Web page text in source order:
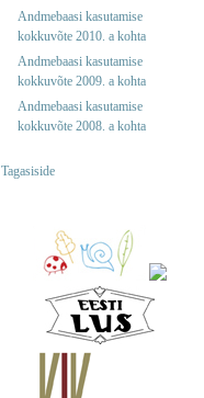
Andmebaasi kasutamise
kokkuvõte 2010. a kohta
Andmebaasi kasutamise
kokkuvõte 2009. a kohta
Andmebaasi kasutamise
kokkuvõte 2008. a kohta
Tagasiside